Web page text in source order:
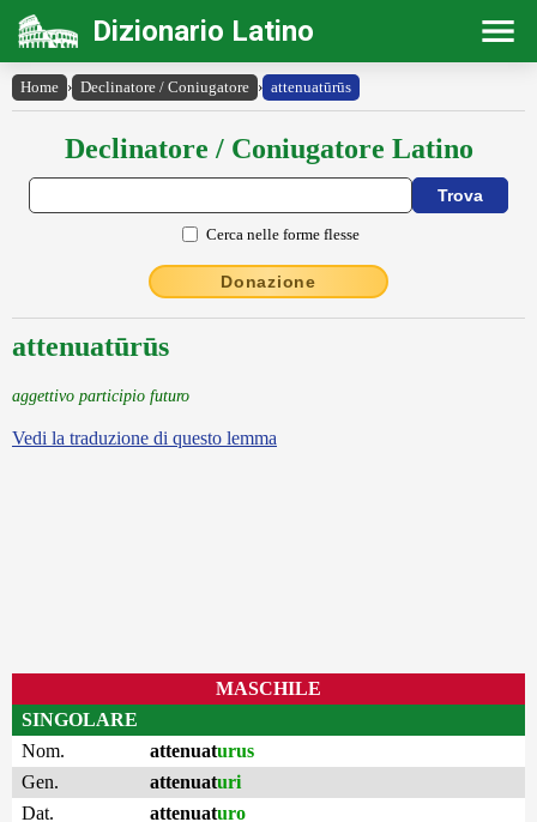
Dizionario Latino
Home › Declinatore / Coniugatore › attenuatūrūs
Declinatore / Coniugatore Latino
Cerca nelle forme flesse
Donazione
attenuatūrūs
aggettivo participio futuro
Vedi la traduzione di questo lemma
MASCHILE
SINGOLARE
Nom.
attenuaturus
Gen.
attenuaturi
Dat.
attenuaturo